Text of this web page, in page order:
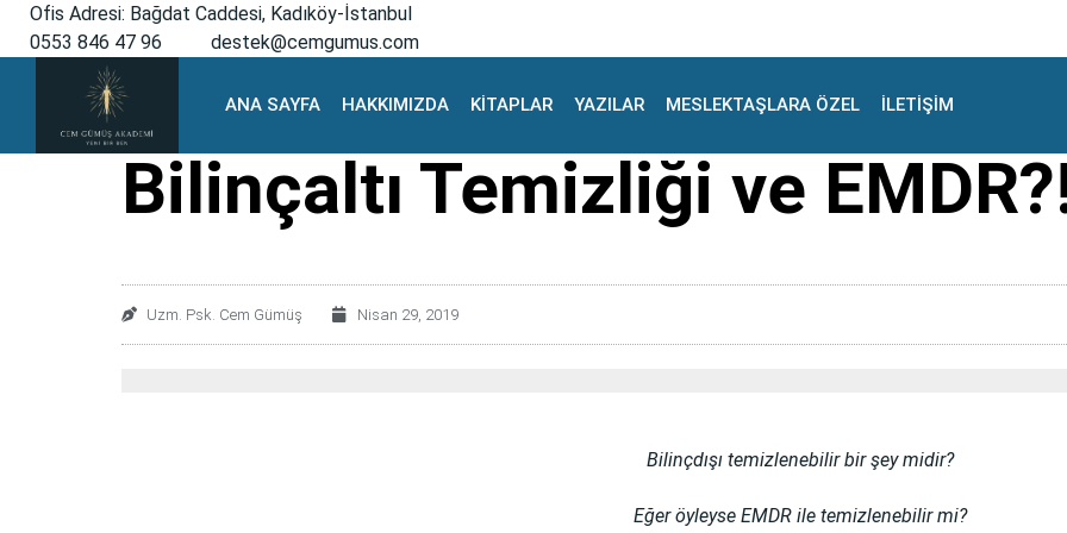
Ofis Adresi: Bağdat Caddesi, Kadıköy-İstanbul
0553 846 47 96
destek@cemgumus.com
ANA SAYFA HAKKIMIZDA KİTAPLAR YAZILAR MESLEKTAŞLARA ÖZEL İLETİŞİM
Bilinçaltı Temizliği ve
Uzm. Psk. Cem Gümüş Nisan 29, 2019
Bilinçdışı temizlenebilir bir şey midir?
Eğer öyleyse EMDR ile temizlenebilir mi?